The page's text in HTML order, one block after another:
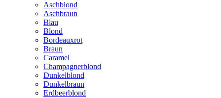
Aschblond
Aschbraun
Blau
Blond
Bordeauxrot
Braun
Caramel
Champagnerblond
Dunkelblond
Dunkelbraun
Erdbeerblond